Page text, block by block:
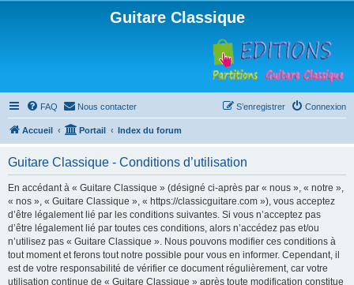
Guitare Classique
FAQ Nous contacter Connexion
S’enregistrer
Accueil Portail Index du forum
Guitare Classique - Conditions d’utilisation
En accédant à « Guitare Classique » (désigné ci-après par « nous », « notre »,
« nos », « Guitare Classique », « https://classicguitare.com »), vous acceptez
d’être légalement lié par les conditions suivantes. Si vous n’acceptez pas
d’être légalement lié par toutes ces conditions, alors n’accédez pas et/ou
n’utilisez pas « Guitare Classique ». Nous pouvons modifier ces conditions à
tout moment et ferons tout notre possible pour vous en informer. Cependant, il
est de votre responsabilité de vérifier ce document régulièrement, car votre
utilisation continue de « Guitare Classique » après toute modification constitue